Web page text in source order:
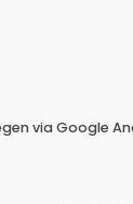
via Google